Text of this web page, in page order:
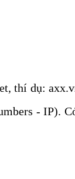
thí dụ:
- IP).